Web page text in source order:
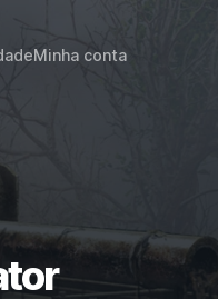
Minha conta